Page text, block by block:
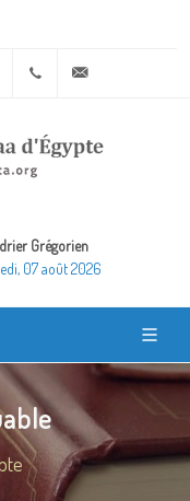
Soundcloud+20 2 25970400
Grégorien
07 août 2026